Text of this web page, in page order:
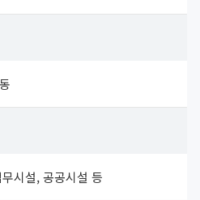
시설, 공공시설 등